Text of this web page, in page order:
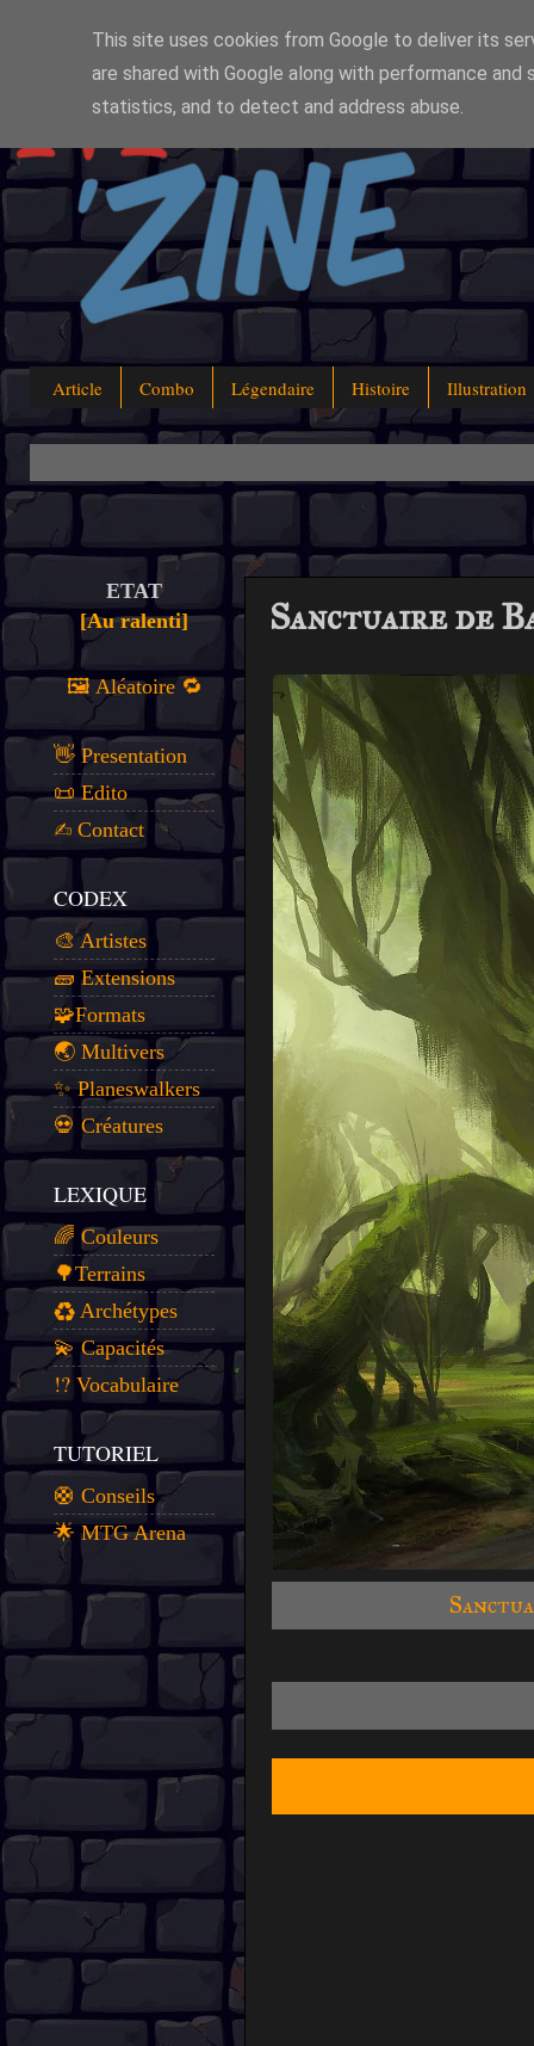
Article Combo Légendaire Histoire Illustration
Sanctuaire de
ETAT
[Au ralenti]
🖼️ Aléatoire 🔁
👋 Presentation
📜 Edito
✍️ Contact
CODEX
🎨 Artistes
🧱 Extensions
🧩Formats
🌏 Multivers
✨ Planeswalkers
💀 Créatures
LEXIQUE
🌈 Couleurs
🌳Terrains
♻️ Archétypes
💫 Capacités
⁉️ Vocabulaire
TUTORIEL
🛟 Conseils
🌟 MTG Arena
This site uses cookies from Google to deliver its
are shared with Google along with performance
statistics, and to detect and address abuse.